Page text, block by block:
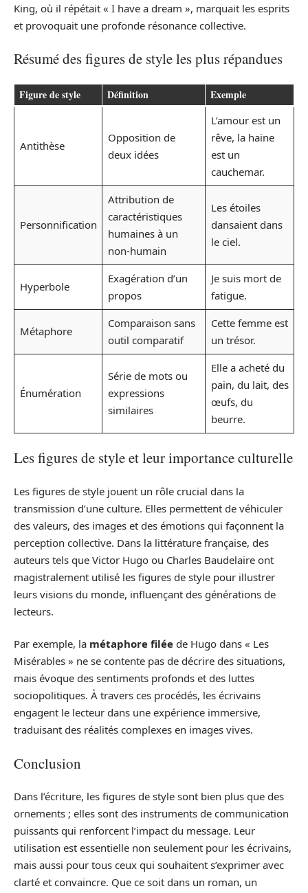
King, où il répétait « I have a dream », marquait les esprits
et provoquait une profonde résonance collective.
Résumé des figures de style les plus répandues
Figure de style Définition Exemple
Antithèse
Opposition de
deux idées
L’amour est un
rêve, la haine
est un
cauchemar.
Personnification
Attribution de
caractéristiques
humaines à un
non-humain
Les étoiles
dansaient dans
le ciel.
Hyperbole
Exagération d’un
propos
Je suis mort de
fatigue.
Métaphore
Comparaison sans
outil comparatif
Cette femme est
un trésor.
Énumération
Série de mots ou
expressions
similaires
Elle a acheté du
pain, du lait, des
œufs, du
beurre.
Les figures de style et leur importance culturelle
Les figures de style jouent un rôle crucial dans la
transmission d’une culture. Elles permettent de véhiculer
des valeurs, des images et des émotions qui façonnent la
perception collective. Dans la littérature française, des
auteurs tels que Victor Hugo ou Charles Baudelaire ont
magistralement utilisé les figures de style pour illustrer
leurs visions du monde, influençant des générations de
lecteurs.
Par exemple, la métaphore filée de Hugo dans « Les
Misérables » ne se contente pas de décrire des situations,
mais évoque des sentiments profonds et des luttes
sociopolitiques. À travers ces procédés, les écrivains
engagent le lecteur dans une expérience immersive,
traduisant des réalités complexes en images vives.
Conclusion
Dans l’écriture, les figures de style sont bien plus que des
ornements ; elles sont des instruments de communication
puissants qui renforcent l’impact du message. Leur
utilisation est essentielle non seulement pour les écrivains,
mais aussi pour tous ceux qui souhaitent s’exprimer avec
clarté et convaincre. Que ce soit dans un roman, un